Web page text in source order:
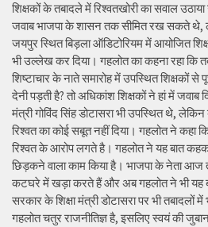
शिक्षकों के तबादले में रिश्वतखोरी का सवाल
जवाब भाजपा के शासन तक सीमित रख सकते थे,
जयपुर स्थित बिड़ला ऑडिटोरियम में आयोजित
भी उल्लेख कर दिया। गहलोत का कहना रहा कि
शिष्टाचार के नाते समारोह में उपस्थित शिक्षकों से
देनी पड़ती है? तो अधिकांश शिक्षकों ने हां में जवाब
मंत्री गोविंद सिंह डोटासरा भी उपस्थित थे,
रिश्वत का कोई सबूत नहीं दिया। गहलोत ने कहा
रिश्वत के आरोप लगते है। गहलोत ने यह बात
छिड़कने वाला काम किया है। भाजपा के नेता आज
कटघरे में खड़ा करते हैं और अब गहलोत ने भी यह
सरकार के शिक्षा मंत्री डोटासरा पर भी
गहलोत चतुर राजनीतिज्ञ है, इसलिए स्वयं की